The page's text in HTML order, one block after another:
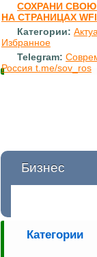
СОХРАНИ
НА СТРАНИЦАХ WFI
Категории:
Избранное
Telegram:
Россия t.me/sov_ros
Бизнес
Категории